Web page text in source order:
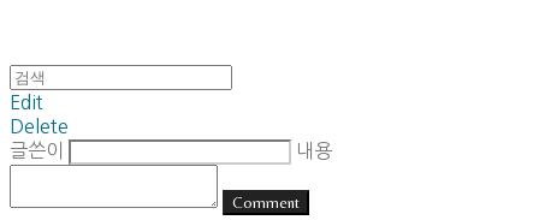
Edit
Delete
글쓴이
내용
Comment